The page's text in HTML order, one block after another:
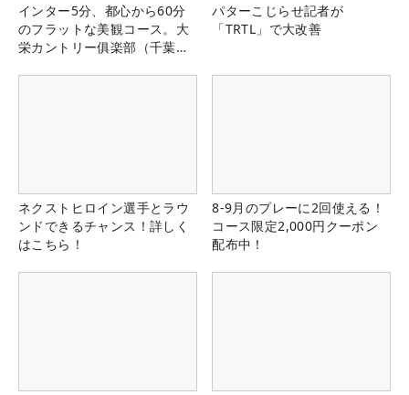
インター5分、都心から60分
のフラットな美観コース。大
栄カントリー俱楽部（千葉
パターこじらせ記者が
「TRTL」で大改善
ネクストヒロイン選手とラウ
ンドできるチャンス！詳しく
はこちら！
8-9月のプレーに2回使える！
コース限定2,000円クーポン
配布中！